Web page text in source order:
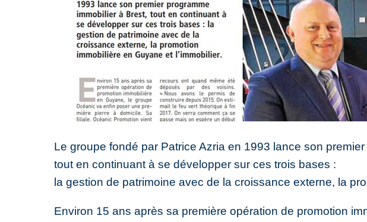
Le groupe fondé par Patrice Azria en 1993 lance son
tout en continuant à se développer sur ces trois bases :
la gestion de patrimoine avec de la croissance externe, la
Environ 15 ans après sa première opération de promotion